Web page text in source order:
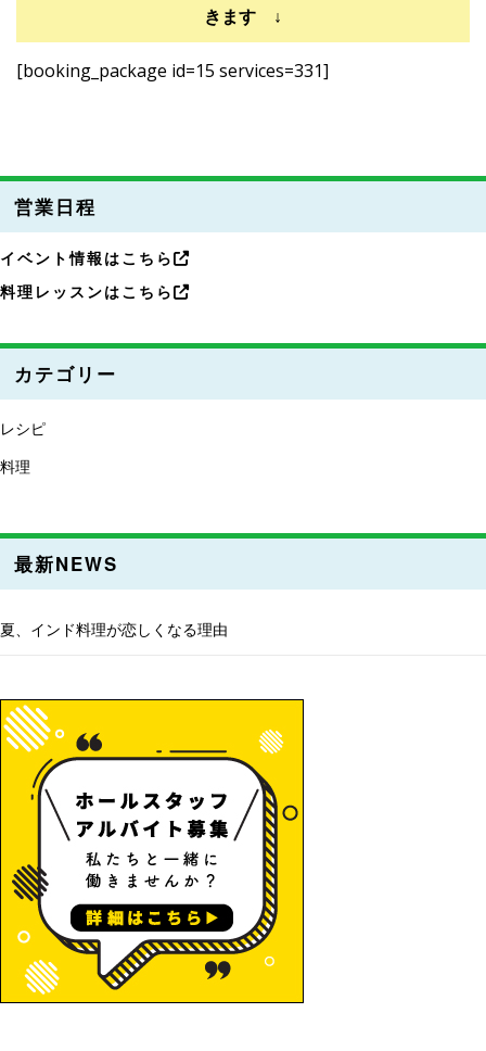
きます ↓
[booking_package id=15 services=331]
営業日程
イベント情報はこちら
料理レッスンはこちら
カテゴリー
レシピ
料理
最新NEWS
夏、インド料理が恋しくなる理由